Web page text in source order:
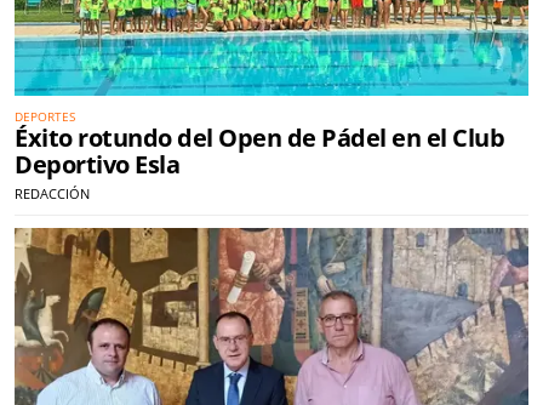
DEPORTES
Éxito rotundo del Open de Pádel en el Club
Deportivo Esla
REDACCIÓN